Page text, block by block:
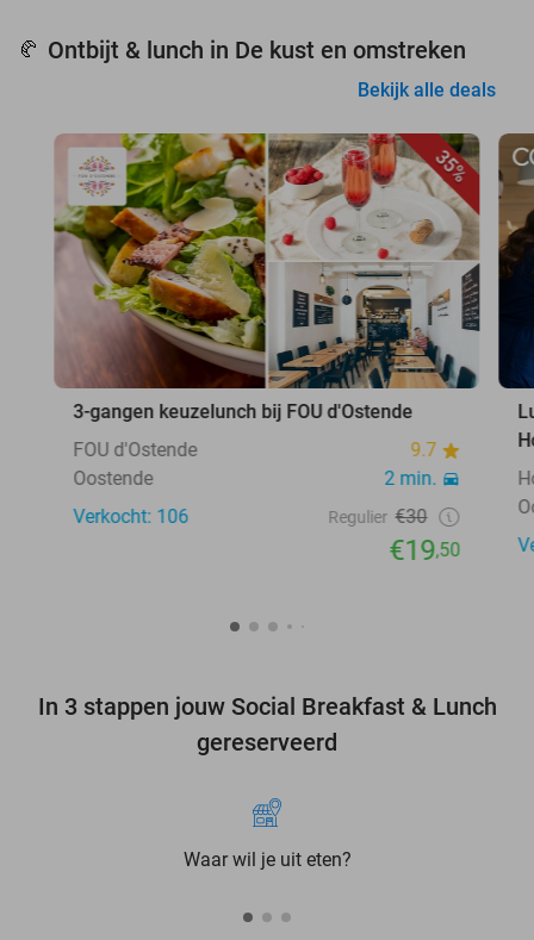
🥐 Ontbijt & lunch in De kust en omstreken
Bekijk alle deals
35%
3-gangen keuzelunch bij FOU d'Ostende
FOU d'Ostende
9.7
Oostende
2 min.
Verkocht: 106
Regulier €30
€19,50
In 3 stappen jouw Social Breakfast & Lunch
gereserveerd
Waar wil je uit eten?